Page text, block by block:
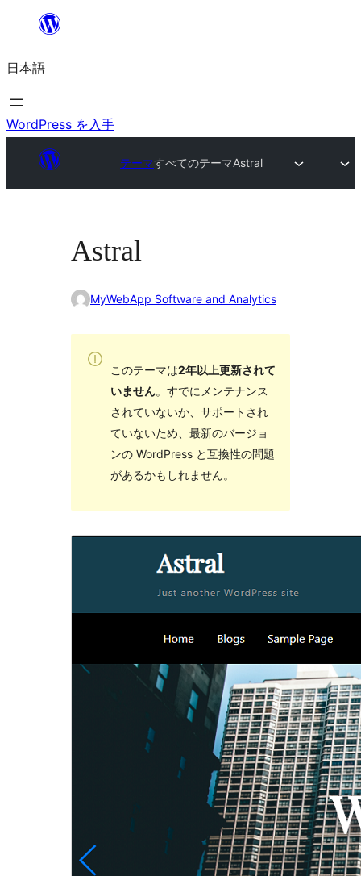
を
ス
キ
日本語
WordPress を入手
テーマすべてのテーマAstral
Astral
MyWebApp Software and Analytics
このテーマは2年以上更新されて
いません。すでにメンテナンス
されていないか、サポートされ
ていないため、最新のバージョ
ンの WordPress と互換性の問題
があるかもしれません。